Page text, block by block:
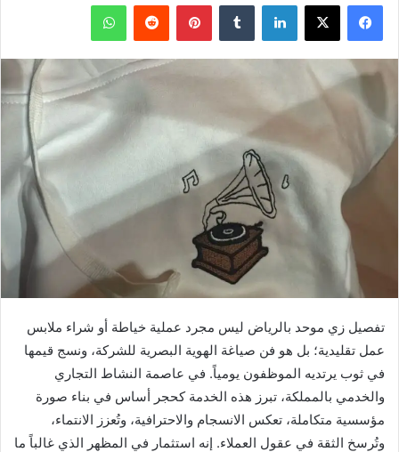
فيسبوك X لينكدإن بينتيريست واتساب
تفصيل زي موحد بالرياض ليس مجرد عملية خياطة أو شراء ملابس
عمل تقليدية؛ بل هو فن صياغة الهوية البصرية للشركة، ونسج قيمها
في ثوب يرتديه الموظفون يومياً. في عاصمة النشاط التجاري
والخدمي بالمملكة، تبرز هذه الخدمة كحجر أساس في بناء صورة
مؤسسية متكاملة، تعكس الانسجام والاحترافية، وتُعزز الانتماء،
وتُرسخ الثقة في عقول العملاء. إنه استثمار في المظهر الذي غالباً ما